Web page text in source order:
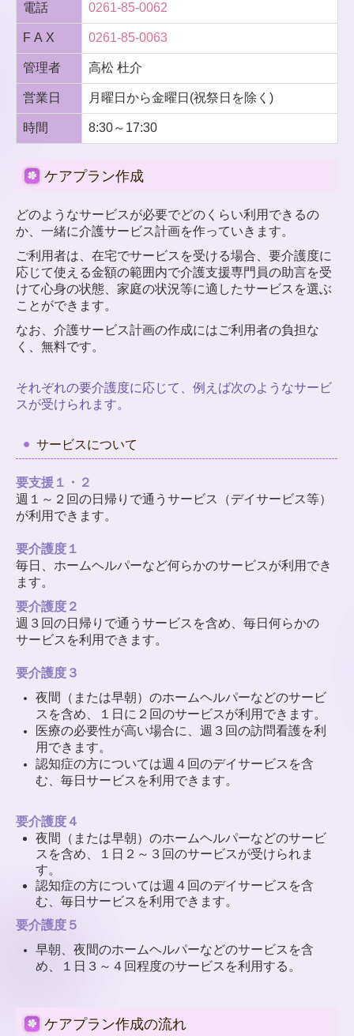
電話 0261-85-0062
F A X 0261-85-0063
管理者 高松 杜介
営業日 月曜日から金曜日(祝祭日を除く)
時間 8:30～17:30
ケアプラン作成
どのようなサービスが必要でどのくらい利用できるの
か、 一緒に介護サービス計画を作っていきます。
ご利用者は、在宅でサービスを受ける場合、要介護度に
応じて使える金額の範囲内で介護支援専門員の助言を受
けて心身の状態、家庭の状況等に適したサービスを選ぶ
ことができます。
なお、介護サービス計画の作成にはご利用者の負担な
く、無料です。
それぞれの要介護度に応じて、例えば次のようなサービ
スが受けられます。
サービスについて
要支援１・２
週１～２回の日帰りで通うサービス（デイサービス等）
が利用できます。
要介護度１
毎日、ホームヘルパーなど何らかのサービスが利用でき
ます。
要介護度２
週３回の日帰りで通うサービスを含め、毎日何らかの
サービスを利用できます。
要介護度３
夜間（または早朝）のホームヘルパーなどのサービ
スを含め、１日に２回のサービスが利用できます。
医療の必要性が高い場合に、週３回の訪問看護を利
用できます。
認知症の方については週４回のデイサービスを含
む、毎日サービスを利用できます。
要介護度４
夜間（または早朝）のホームヘルパーなどのサービ
スを含め、１日２～３回のサービスが受けられま
す。
認知症の方については週４回のデイサービスを含
む、毎日サービスを利用できます。
要介護度５
早朝、夜間のホームヘルパーなどのサービスを含
め、１日３～４回程度のサービスを利用する。
ケアプラン作成の流れ